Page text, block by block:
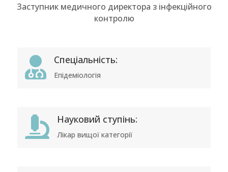
Заступник медичного директора з інфекційного
контролю
 Спеціальність:
Епідеміологія
 Науковий ступінь:
Лікар вищої категорії